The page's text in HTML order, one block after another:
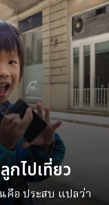
กไปเที่ยว
อ ประสบ แปลว่า